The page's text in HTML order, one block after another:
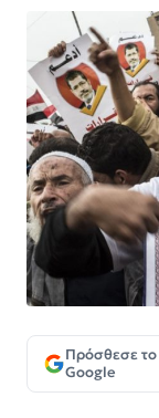
Πρόσθεσε το
Google